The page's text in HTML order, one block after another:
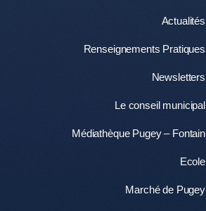
Actualités
Renseignements Pratiques
Newsletters
Le conseil municipal
Médiathèque Pugey – Fontain
Ecole
Marché de Pugey